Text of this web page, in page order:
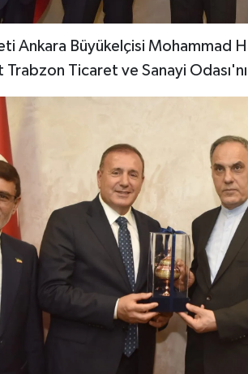
Ankara Büyükelçisi Mohammad
Ticaret ve Sanayi